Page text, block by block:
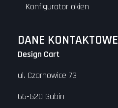
Konfigurator okien
DANE KONTAKTOWE
Design Cart
ul. Czarnowice 73
66-620 Gubin